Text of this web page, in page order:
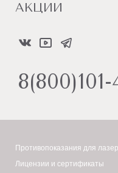
АКЦИИ
Противопоказания для
Лицензии и сертификаты